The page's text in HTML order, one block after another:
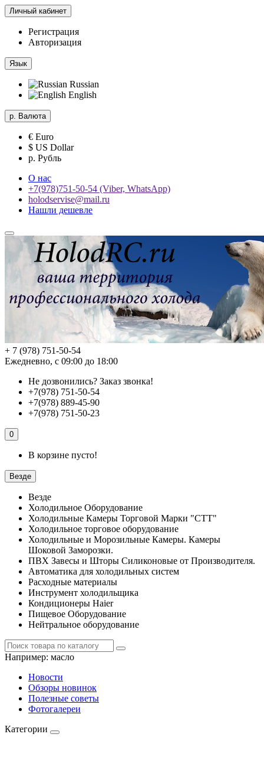
Личный кабинет
Регистрация
Авторизация
Язык
Russian
English
р. Валюта
€ Euro
$ US Dollar
р. Рубль
О нас
+7(978)751-50-54 (Viber, WhatsApp)
holodservise@mail.ru
Нашли дешевле
+ 7 (978) 751-50-54
Ежедневно, с 09:00 до 18:00
Не дозвонились? Заказ звонка!
+7(978) 751-50-54
+7(978) 889-45-90
+7(978) 751-50-23
0
В корзине пусто!
Везде
Везде
Холодильное Оборудование
Холодильные Камеры Торговой Марки "СТТ"
Холодильное торговое оборудование
Холодильные и Морозильные Камеры. Камеры
Шоковой Заморозки.
ПВХ Завесы и Шторы Силиконовые от Производителя.
Автоматика для холодильных систем
Расходные материалы
Инструмент холодильщика
Кондиционеры Haier
Пищевое Оборудование
Нейтральное оборудование
Например: масло
Новости
Обзоры новинок
Полезные советы
Фотогалереи
Категории